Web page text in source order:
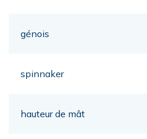
génois
spinnaker
hauteur de mât